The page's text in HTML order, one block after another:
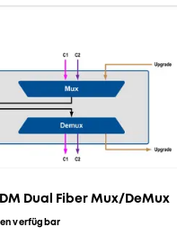
Dual Fiber Mux/DeMux
verfügbar